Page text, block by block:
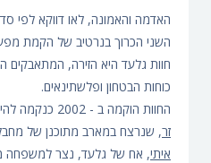
האדמה והאמונה, לאו דווקא לפי
השני הכרוך בנרטיב של הקמת
חוות גלעד היא הזירה, המתאבקים
כוחות הבטחון ופלשתינאים.
החוות הוקמה ב - 2002 כנקמה להירצחו של
זר, שנרצח במארב מתוכנן של
איתי, אח של גלעד, נצר למשפחה